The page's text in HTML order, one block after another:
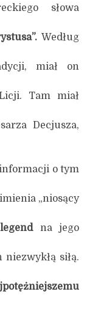
słowa
Według
miał on
Tam miał
Decjusza,
o tym
„niosący
na jego
siłą.